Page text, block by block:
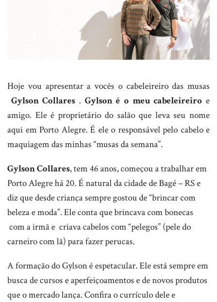
Hoje vou apresentar a vocês o cabeleireiro das musas
Gylson Collares . Gylson é o meu cabeleireiro e
amigo. Ele é proprietário do salão que leva seu nome
aqui em Porto Alegre. É ele o responsável pelo cabelo e
maquiagem das minhas “musas da semana”.
Gylson Collares, tem 46 anos, começou a trabalhar em
Porto Alegre há 20. É natural da cidade de Bagé – RS e
diz que desde criança sempre gostou de “brincar com
beleza e moda”. Ele conta que brincava com bonecas
com a irmã e criava cabelos com “pelegos” (pele do
carneiro com lã) para fazer perucas.
A formação do Gylson é espetacular. Ele está sempre em
busca de cursos e aperfeiçoamentos e de novos produtos
que o mercado lança. Confira o currículo dele e